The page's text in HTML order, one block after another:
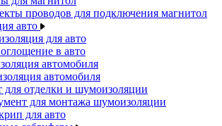
проводов для подключения магнитол
авто
для авто
в авто
автомобиля
автомобиля
для отделки и шумоизоляции
для монтажа шумоизоляции
для авто